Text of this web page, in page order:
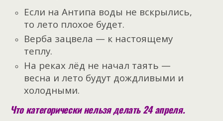
Если на Антипа воды не вскрылись,
то лето плохое будет.
Верба зацвела — к настоящему
теплу.
На реках лёд не начал таять —
весна и лето будут дождливыми и
холодными.
Что категорически нельзя делать 24 апреля.